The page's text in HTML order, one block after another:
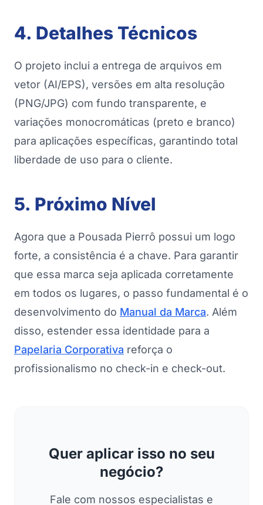
4. Detalhes Técnicos
O projeto inclui a entrega de arquivos em
vetor (AI/EPS), versões em alta resolução
(PNG/JPG) com fundo transparente, e
variações monocromáticas (preto e branco)
para aplicações específicas, garantindo total
liberdade de uso para o cliente.
5. Próximo Nível
Agora que a Pousada Pierrô possui um logo
forte, a consistência é a chave. Para garantir
que essa marca seja aplicada corretamente
em todos os lugares, o passo fundamental é o
desenvolvimento do Manual da Marca. Além
disso, estender essa identidade para a
Papelaria Corporativa reforça o
profissionalismo no check-in e check-out.
Quer aplicar isso no seu
negócio?
Fale com nossos especialistas e